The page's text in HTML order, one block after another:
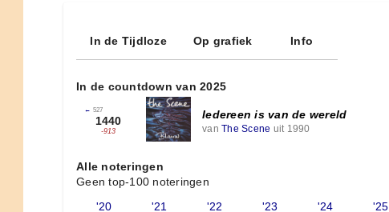
In de Tijdloze Op grafiek Info
In de countdown van 2025
← 527
1440
-913
Iedereen is van de wereld
van The Scene uit 1990
Alle noteringen
Geen top-100 noteringen
'20
'21
'22
'23
'24
'25